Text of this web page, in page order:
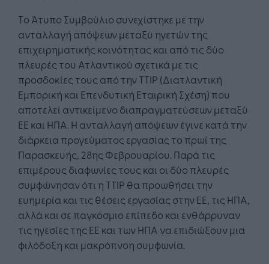
Tο Άτυπο Συμβούλιο συνεχίστηκε με την
ανταλλαγή απόψεων μεταξύ ηγετών της
επιχειρηματικής κοινότητας και από τις δύο
πλευρές του Ατλαντικού σχετικά με τις
προσδοκίες τους από την ΤΤΙΡ (Διατλαντική
Εμπορική και Επενδυτική Εταιρική Σχέση) που
αποτελεί αντικείμενο διαπραγματεύσεων μεταξύ
ΕΕ και ΗΠΑ. Η ανταλλαγή απόψεων έγινε κατά την
διάρκεια προγεύματος εργασίας το πρωί της
Παρασκευής, 28ης Φεβρουαρίου. Παρά τις
επιμέρους διαφωνίες τους και οι δύο πλευρές
συμφώνησαν ότι η ΤΤΙΡ θα προωθήσει την
ευημερία και τις θέσεις εργασίας στην ΕΕ, τις ΗΠΑ,
αλλά και σε παγκόσμιο επίπεδο και ενθάρρυναν
τις ηγεσίες της ΕΕ και των ΗΠΑ να επιδιώξουν μια
φιλόδοξη και μακρόπνοη συμφωνία.